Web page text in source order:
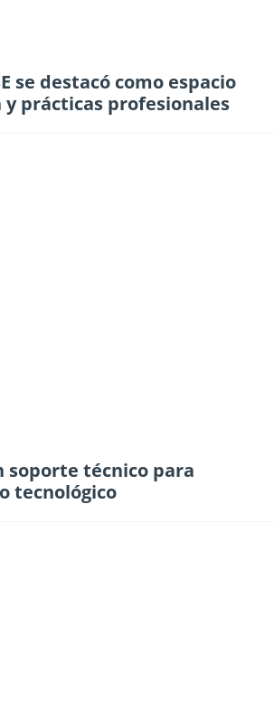
se destacó como espacio
prácticas profesionales
soporte técnico para
tecnológico